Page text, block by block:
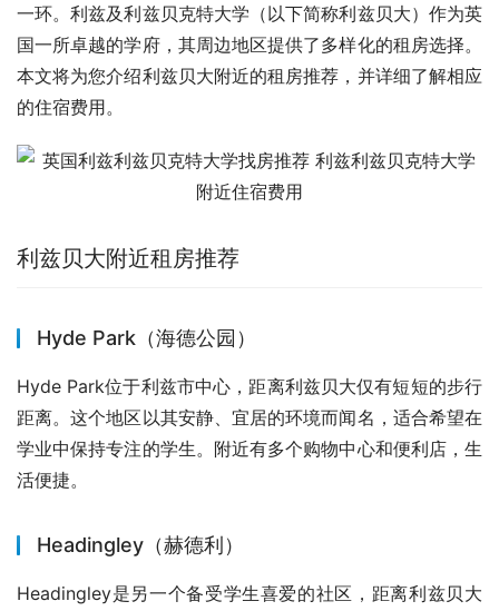
一环。利兹及利兹贝克特大学（以下简称利兹贝大）作为英
国一所卓越的学府，其周边地区提供了多样化的租房选择。
本文将为您介绍利兹贝大附近的租房推荐，并详细了解相应
的住宿费用。
利兹贝大附近租房推荐
Hyde Park（海德公园）
Hyde Park位于利兹市中心，距离利兹贝大仅有短短的步行
距离。这个地区以其安静、宜居的环境而闻名，适合希望在
学业中保持专注的学生。附近有多个购物中心和便利店，生
活便捷。
Headingley（赫德利）
Headingley是另一个备受学生喜爱的社区，距离利兹贝大